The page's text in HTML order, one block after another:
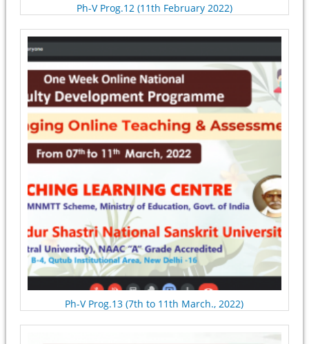
Ph-V Prog.12 (11th February 2022)
Ph-V Prog.13 (7th to 11th March., 2022)